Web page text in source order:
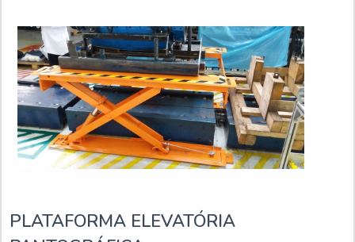
PLATAFORMA ELEVATÓRIA